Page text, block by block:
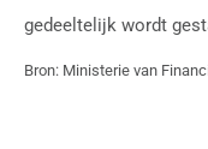
gedeeltelijk wordt
Bron: Ministerie van